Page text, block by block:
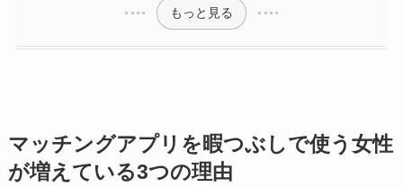
もっと見る
マッチングアプリを暇つぶしで使う女性
が増えている3つの理由